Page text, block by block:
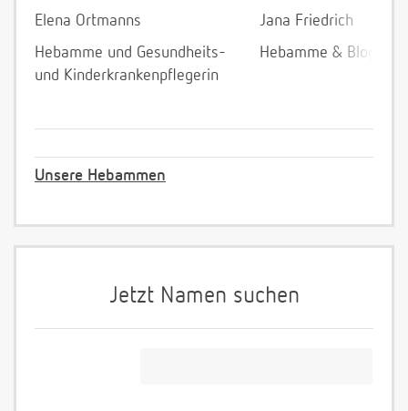
Elena Ortmanns
Hebamme und Gesundheits-
und Kinderkrankenpflegerin
Jana Friedrich
Hebamme &
Unsere Hebammen
Jetzt Namen suchen